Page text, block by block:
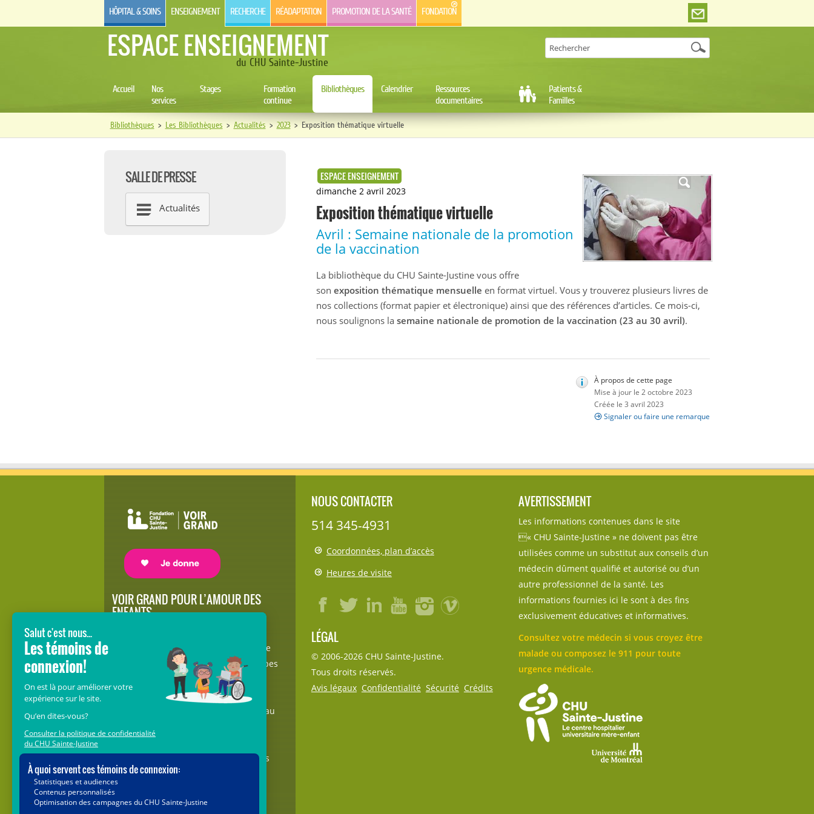
HÔPITAL & SOINS ENSEIGNEMENT RECHERCHE RÉADAPTATION PROMOTION DE LA SANTÉ FONDATION
ESPACE ENSEIGNEMENT
du CHU Sainte-Justine
Accueil
Nos
services
Stages
Formation
continue
Bibliothèques Calendrier
Ressources
documentaires
Patients &
Familles
Bibliothèques > Les Bibliothèques > Actualités > 2023 > Exposition thématique virtuelle
SALLE DE PRESSE
Actualités
ESPACE ENSEIGNEMENT
dimanche 2 avril 2023
Exposition thématique virtuelle
Avril : Semaine nationale de la promotion
de la vaccination
La bibliothèque du CHU Sainte-Justine vous offre
son exposition thématique mensuelle en format virtuel. Vous y trouverez plusieurs livres de
nos collections (format papier et électronique) ainsi que des références d’articles. Ce mois-ci,
nous soulignons la semaine nationale de promotion de la vaccination (23 au 30 avril).
À propos de cette page
Mise à jour le 2 octobre 2023
Créée le 3 avril 2023
Signaler ou faire une remarque
VOIR GRAND POUR L’AMOUR DES
ENFANTS
vous au cœur de la campagne majeure
Voir Grand, nous conduisons les équipes
soignantes vers les opportunités de la
science et des nouvelles technologies
pour que chaque enfant, où qu’il soit au
Justine. Ensemble, unissons nos forces
pour leur avenir.
Merci de voir grand avec nous.
NOUS CONTACTER
514 345-4931
Coordonnées, plan d’accès
Heures de visite
LÉGAL
© 2006-2026CHU Sainte-Justine.
Tous droits réservés.
Avis légaux Confidentialité Sécurité Crédits
AVERTISSEMENT
Les informations contenues dans le site
« CHU Sainte-Justine » ne doivent pas être
utilisées comme un substitut aux conseils d’un
médecin dûment qualifié et autorisé ou d’un
autre professionnel de la santé. Les
informations fournies ici le sont à des fins
exclusivement éducatives et informatives.
Consultez votre médecin si vous croyez être
malade ou composez le 911 pour toute
urgence médicale.